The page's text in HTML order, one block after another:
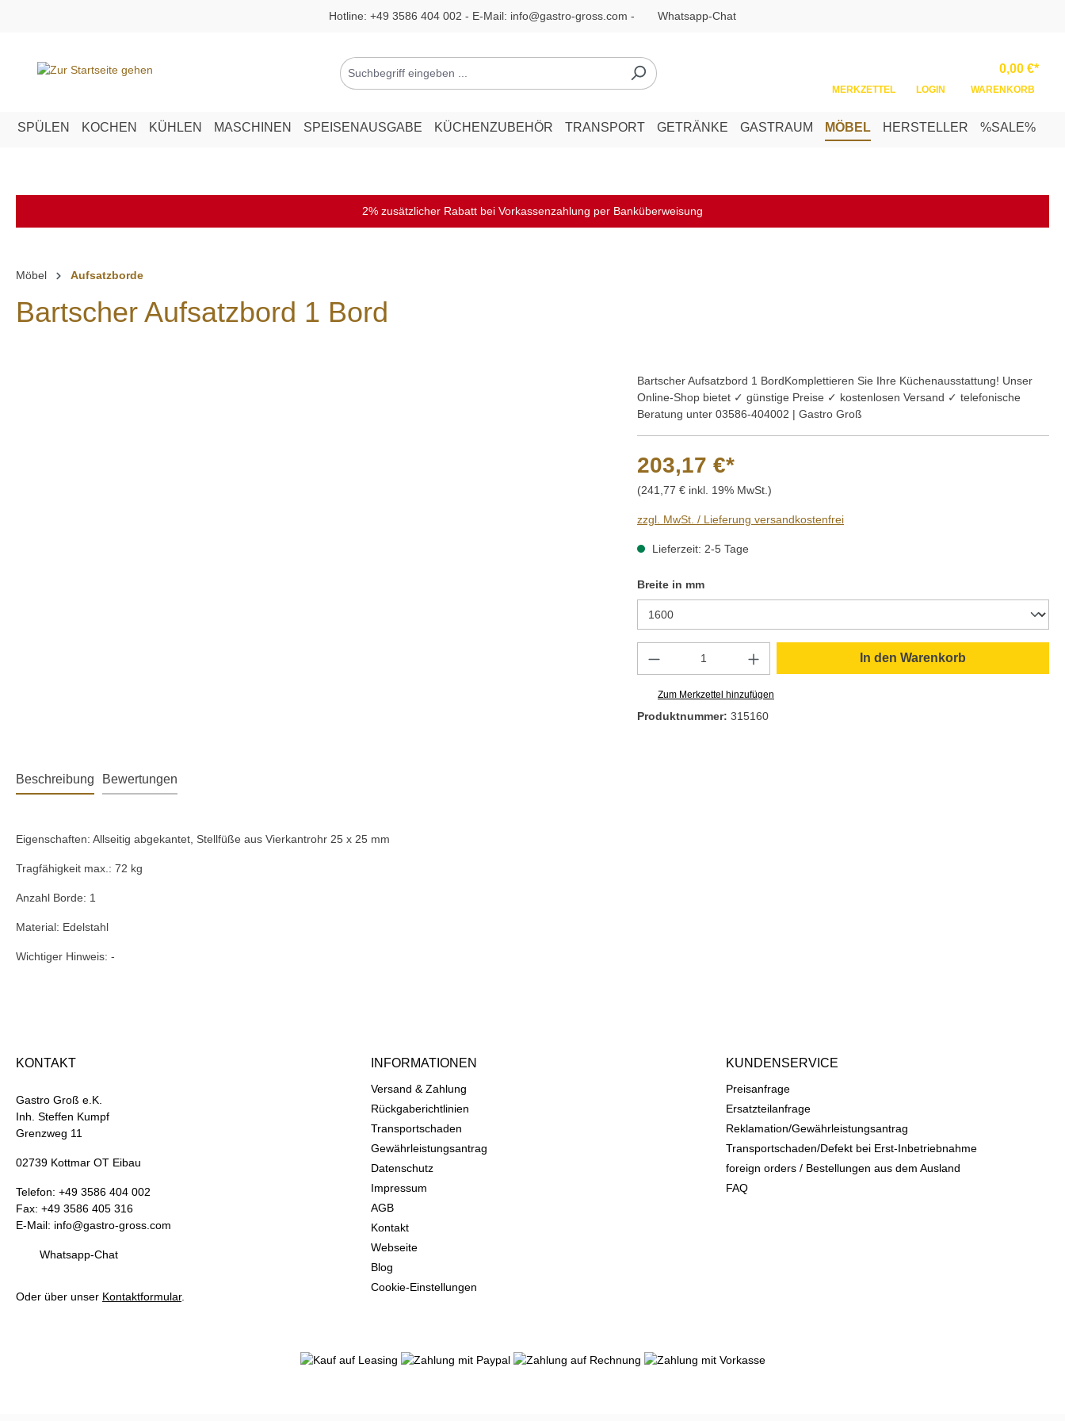
Hotline: +49 3586 404 002 - E-Mail: info@gastro-gross.com - Whatsapp-Chat
MERKZETTEL LOGIN
0,00 €*
WARENKORB
SPÜLEN KOCHEN KÜHLEN MASCHINEN SPEISENAUSGABE KÜCHENZUBEHÖR TRANSPORT GETRÄNKE GASTRAUM MÖBEL HERSTELLER %SALE%
2% zusätzlicher Rabatt bei Vorkassenzahlung per Banküberweisung
Möbel Aufsatzborde
Bartscher Aufsatzbord 1 Bord
Bartscher Aufsatzbord 1 BordKomplettieren Sie Ihre Küchenausstattung! Unser
Online-Shop bietet ✓ günstige Preise ✓ kostenlosen Versand ✓ telefonische
Beratung unter 03586-404002 | Gastro Groß
203,17 €*
(241,77 € inkl. 19% MwSt.)
zzgl. MwSt. / Lieferung versandkostenfrei
Lieferzeit: 2-5 Tage
Breite in mmauswählen
Produkt Anzahl: Gib den gewünschten Wert ein
In den Warenkorb
Zum Merkzettel hinzufügen
Produktnummer: 315160
Beschreibung Bewertungen
Eigenschaften: Allseitig abgekantet, Stellfüße aus Vierkantrohr 25 x 25 mm
Tragfähigkeit max.: 72 kg
Anzahl Borde: 1
Material: Edelstahl
Wichtiger Hinweis: -
KONTAKT
Gastro Groß e.K.
Inh. Steffen Kumpf
Grenzweg 11
02739 Kottmar OT Eibau
Telefon: +49 3586 404 002
Fax: +49 3586 405 316
E-Mail: info@gastro-gross.com
Whatsapp-Chat
Oder über unser Kontaktformular.
INFORMATIONEN
Versand & Zahlung
Rückgaberichtlinien
Transportschaden
Gewährleistungsantrag
Datenschutz
Impressum
AGB
Kontakt
Webseite
Blog
Cookie-Einstellungen
KUNDENSERVICE
Preisanfrage
Ersatzteilanfrage
Reklamation/Gewährleistungsantrag
Transportschaden/Defekt bei Erst-Inbetriebnahme
foreign orders / Bestellungen aus dem Ausland
FAQ